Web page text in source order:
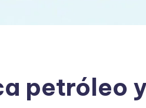
petróleo